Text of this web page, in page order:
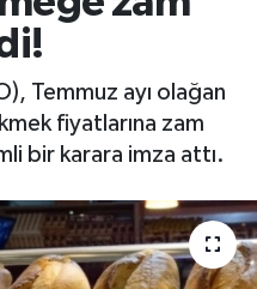
Temmuz ayı olağan
fiyatlarına zam
bir karara imza attı.